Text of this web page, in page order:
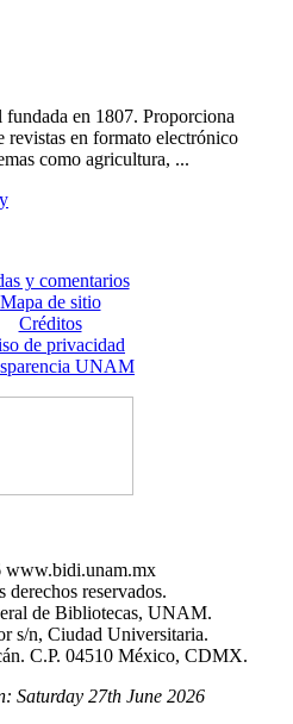
en 1807. Proporciona
revistas en formato electrónico
como agricultura, ...
y comentarios
Mapa de sitio
Créditos
de privacidad
UNAM
derechos reservados.
de Bibliotecas, UNAM.
s/n, Ciudad Universitaria.
C.P. 04510 México, CDMX.
Saturday 27th June 2026